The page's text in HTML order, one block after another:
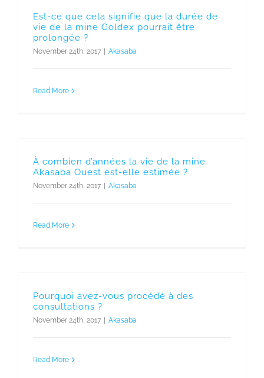
Est-ce que cela signifie que la durée de
vie de la mine Goldex pourrait être
prolongée ?
November 24th, 2017 | Akasaba
Read More
À combien d’années la vie de la mine
Akasaba Ouest est-elle estimée ?
November 24th, 2017 | Akasaba
Read More
Pourquoi avez-vous procédé à des
consultations ?
November 24th, 2017 | Akasaba
Read More